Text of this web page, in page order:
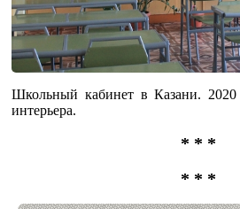
Школьный кабинет в Казани.
интерьера.
* * *
* * *